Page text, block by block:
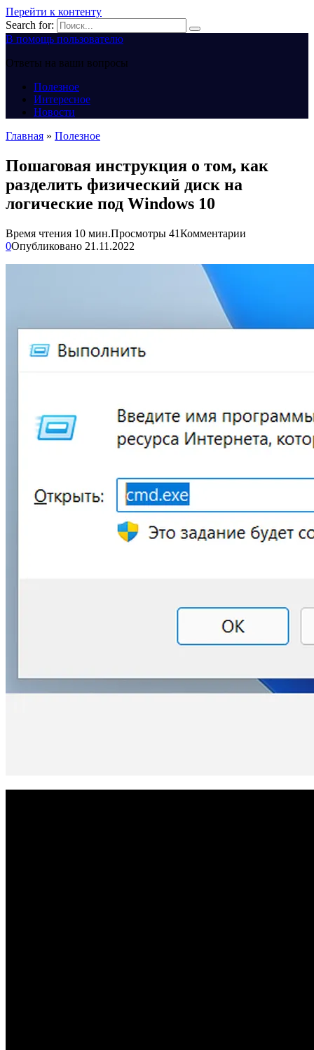
Перейти к контенту
Search for:
В помощь пользователю
Ответы на ваши вопросы
Полезное
Интересное
Новости
Главная » Полезное
Пошаговая инструкция о том, как
разделить физический диск на
логические под Windows 10
Время чтения 10 мин.Просмотры 41Комментарии
0Опубликовано 21.11.2022